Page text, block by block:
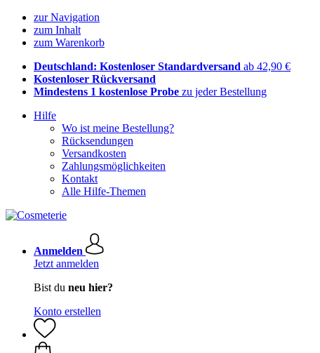
zur Navigation
zum Inhalt
zum Warenkorb
Deutschland: Kostenloser Standardversand ab 42,90 €
Kostenloser Rückversand
Mindestens 1 kostenlose Probe zu jeder Bestellung
Hilfe
Wo ist meine Bestellung?
Rücksendungen
Versandkosten
Zahlungsmöglichkeiten
Kontakt
Alle Hilfe-Themen
Anmelden
Jetzt anmelden
Bist du neu hier?
Konto erstellen